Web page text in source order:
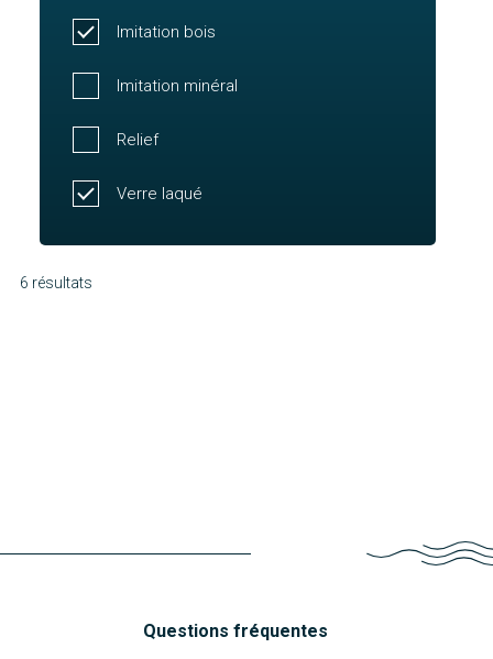
Imitation bois
Imitation minéral
Relief
Verre laqué
6 résultats
Questions fréquentes